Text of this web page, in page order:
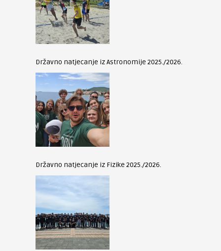
Državno natjecanje iz Astronomije 2025./2026.
Državno natjecanje iz Fizike 2025./2026.